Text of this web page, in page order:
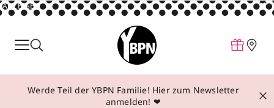
ANZEIGE
Parfum
Make-up
Werde Teil der YBPN Familie! Hier zum Newsletter
anmelden! ❤